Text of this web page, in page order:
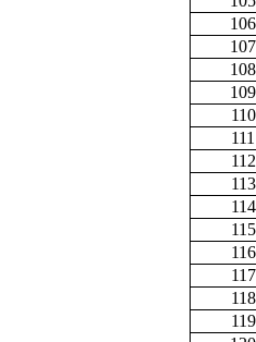
106
107
108
109
110
111
112
113
114
115
116
117
118
119